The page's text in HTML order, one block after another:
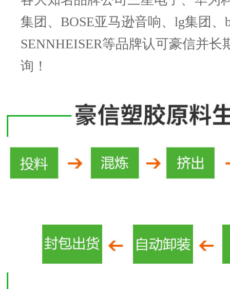
集团、BOSE亚马逊音响、lg集团、
SENNHEISER等品牌认可豪信并长
询！